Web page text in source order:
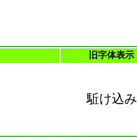
旧字体表示
駈け込み